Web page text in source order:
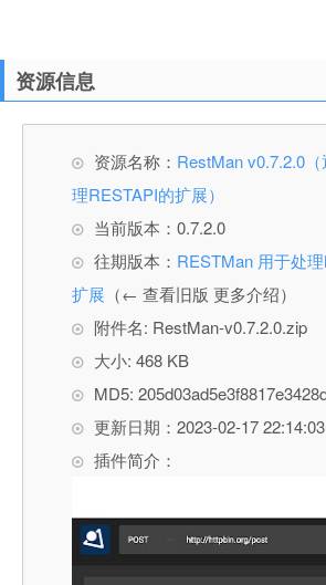
资源信息
资源名称： RestMan v0.7.2.0
理RESTAPI的扩展）
当前版本：0.7.2.0
往期版本： RESTMan 用于处
扩展 （← 查看旧版 更多介绍）
附件名: RestMan-v0.7.2.0.zip
大小: 468 KB
MD5:
更新日期：2023-02-17 22:14:03
插件简介：